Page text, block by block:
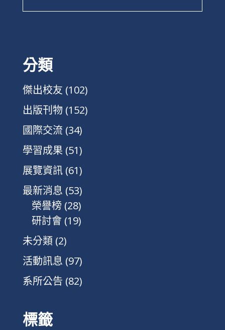
分類
傑出校友 (102)
出版刊物 (152)
國際交流 (34)
學習成果 (51)
展覽資訊(61)
最新消息 (53)
榮譽榜 (28)
研討會(19)
未分類(2)
活動訊息 (97)
系所公告 (82)
標籤